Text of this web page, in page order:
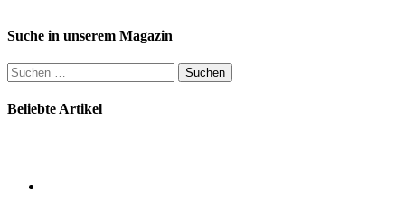
Suche in unserem Magazin
Suchen
nach:
Beliebte Artikel